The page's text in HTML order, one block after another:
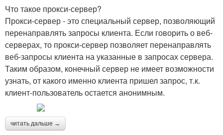
Что такое прокси-сервер?
Прокси-сервер - это специальный сервер, позволяющий
перенаправлять запросы клиента. Если говорить о веб-
серверах, то прокси-сервер позволяет перенаправлять
веб-запросы клиента на указанные в запросах сервера.
Таким образом, конечный сервер не имеет возможности
узнать, от какого именно клиента пришел запрос, т.к.
клиент-пользователь остается анонимным.
читать дальше →